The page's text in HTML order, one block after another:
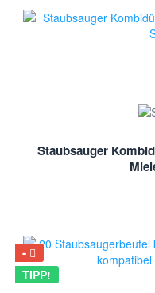
Staubsauger
TIPP!